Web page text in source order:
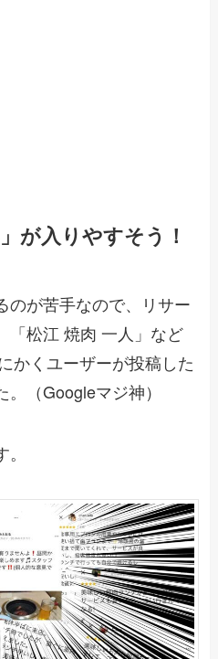
が入りやすそう！
のが苦手なので、リサー
「松江 焼肉 一人」など
かくユーザーが投稿した
（Googleマジ神）